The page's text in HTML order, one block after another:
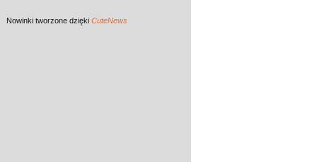
Nowinki tworzone dzięki CuteNews